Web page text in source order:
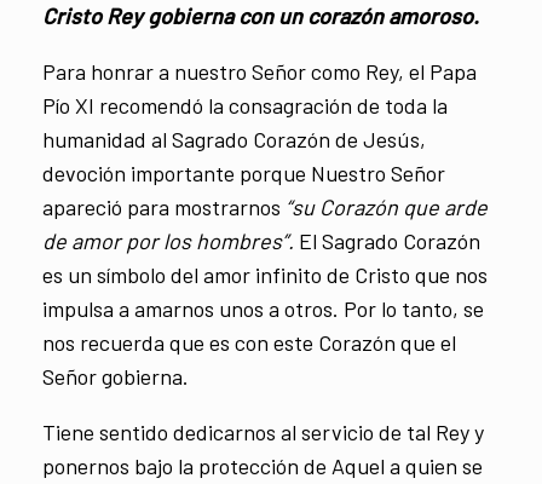
Cristo Rey gobierna con un corazón amoroso.
Para honrar a nuestro Señor como Rey, el Papa
Pío XI recomendó la consagración de toda la
humanidad al Sagrado Corazón de Jesús,
devoción importante porque Nuestro Señor
apareció para mostrarnos “su Corazón que arde
de amor por los hombres”. El Sagrado Corazón
es un símbolo del amor infinito de Cristo que nos
impulsa a amarnos unos a otros. Por lo tanto, se
nos recuerda que es con este Corazón que el
Señor gobierna.
Tiene sentido dedicarnos al servicio de tal Rey y
ponernos bajo la protección de Aquel a quien se